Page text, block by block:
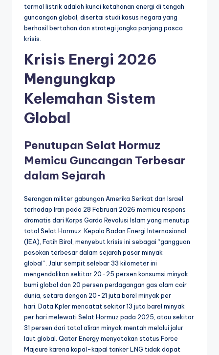
termal listrik adalah kunci ketahanan energi di tengah
guncangan global, disertai studi kasus negara yang
berhasil bertahan dan strategi jangka panjang pasca
krisis.
Krisis Energi 2026
Mengungkap
Kelemahan Sistem
Global
Penutupan Selat Hormuz
Memicu Guncangan Terbesar
dalam Sejarah
Serangan militer gabungan Amerika Serikat dan Israel
terhadap Iran pada 28 Februari 2026 memicu respons
dramatis dari Korps Garda Revolusi Islam yang menutup
total Selat Hormuz. Kepala Badan Energi Internasional
(IEA), Fatih Birol, menyebut krisis ini sebagai “gangguan
pasokan terbesar dalam sejarah pasar minyak
global”. Jalur sempit selebar 33 kilometer ini
mengendalikan sekitar 20-25 persen konsumsi minyak
bumi global dan 20 persen perdagangan gas alam cair
dunia, setara dengan 20-21 juta barel minyak per
hari. Data Kpler mencatat sekitar 13 juta barel minyak
per hari melewati Selat Hormuz pada 2025, atau sekitar
31 persen dari total aliran minyak mentah melalui jalur
laut global. Qatar Energy menyatakan status Force
Majeure karena kapal-kapal tanker LNG tidak dapat